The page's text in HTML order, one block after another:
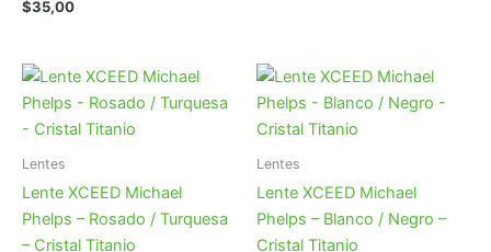
$35,00
Lentes
Lente XCEED Michael
Phelps – Rosado / Turquesa
– Cristal Titanio
Lentes
Lente XCEED Michael
Phelps – Blanco / Negro –
Cristal Titanio